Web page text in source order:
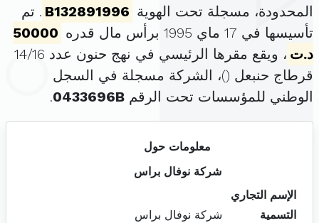
المحدودة، مسجلة تحت الهوية B132891996 . تم
تأسيسها في 17 ماي 1995 برأس مال قدره
50000
د.ت
، ويقع مقرها الرئيسي في نهج حنون عدد 14/16
قرطاج حنبعل ()، الشركة مسجلة في السجل
الوطني للمؤسسات تحت الرقم 0433696B
.
معلومات حول
شركة نوفال براس
الإسم التجاري
التسمية
شركة نوفال براس